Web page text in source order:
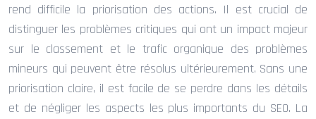
rend difficile la priorisation des actions. Il est crucial de
distinguer les problèmes critiques qui ont un impact majeur
sur le classement et le trafic organique des problèmes
mineurs qui peuvent être résolus ultérieurement. Sans une
priorisation claire, il est facile de se perdre dans les détails
et de négliger les aspects les plus importants du SEO. La